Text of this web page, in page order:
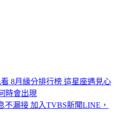
8月緣分排行榜 這星座遇見心
時會出現
不漏接 加入TVBS新聞LINE，